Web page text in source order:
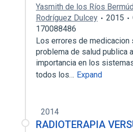
Yasmith de los Ríos
Rodríguez Dulcey
2015
170088486
Los errores de medicacion
problema de salud publica
importancia en los
todos los… Expand
2014
RADIOTERAPIA